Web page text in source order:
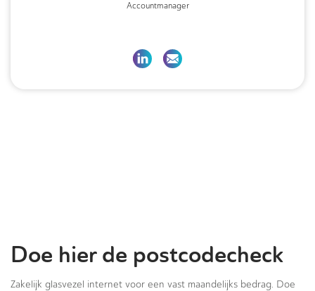
Accountmanager
Doe hier de postcodecheck
Zakelijk glasvezel internet voor een vast maandelijks bedrag. Doe